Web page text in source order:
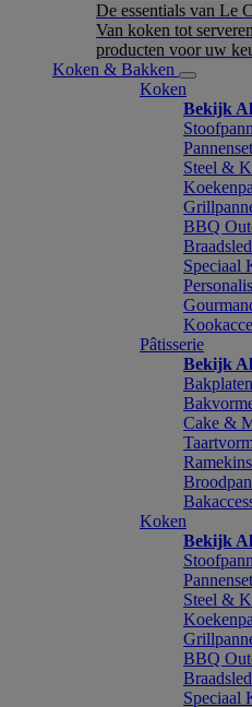
De essentials van Le
Van koken tot
producten voor uw
Koken & Bakken
Koken
Bekijk
Steel &
BBQ
Speciaal
Pâtisserie
Bekijk
Cake &
Koken
Bekijk
Steel &
BBQ
Speciaal